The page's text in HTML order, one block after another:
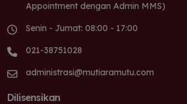
Appointment dengan Admin MMS)
Senin - Jumat: 08:00 - 17:00
021-38751028
administrasi@mutiaramutu.com
Dilisensikan